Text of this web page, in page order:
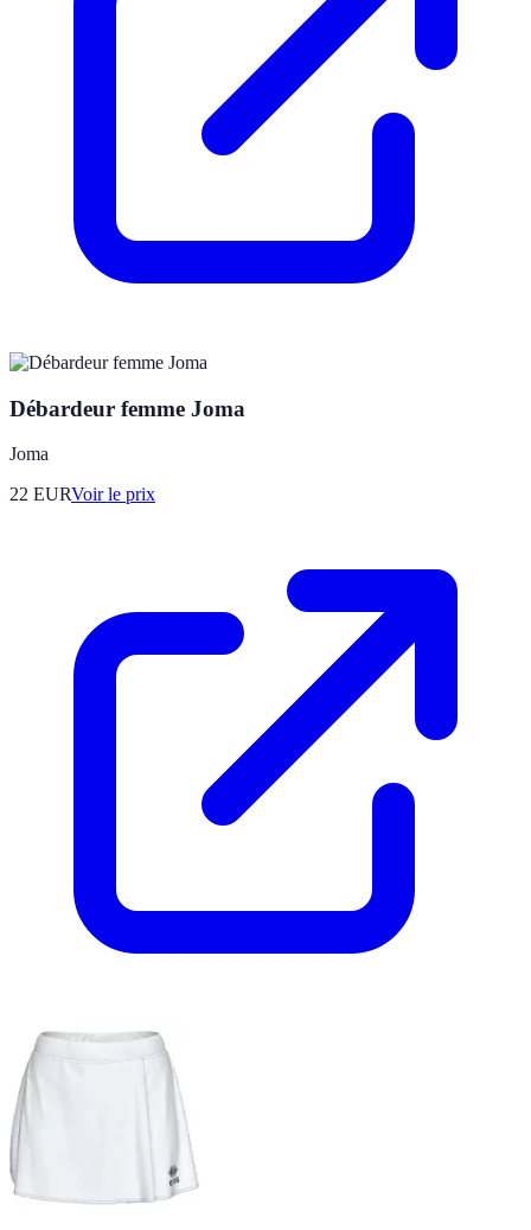
Débardeur femme Joma
Joma
22 EURVoir le prix